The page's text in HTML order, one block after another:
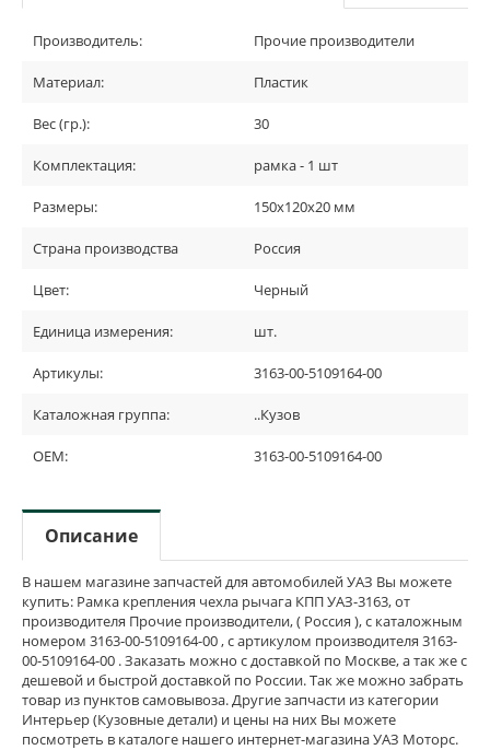
Производитель: Прочие производители
Материал: Пластик
Вес (гр.): 30
Комплектация: рамка - 1 шт
Размеры: 150х120х20 мм
Страна производства Россия
Цвет: Черный
Единица измерения: шт.
Артикулы: 3163-00-5109164-00
Каталожная группа: ..Кузов
OEM: 3163-00-5109164-00
Описание
В нашем магазине запчастей для автомобилей УАЗ Вы можете
купить: Рамка крепления чехла рычага КПП УАЗ-3163, от
производителя Прочие производители, ( Россия ), с каталожным
номером 3163-00-5109164-00 , с артикулом производителя 3163-
00-5109164-00 . Заказать можно с доставкой по Москве, а так же с
дешевой и быстрой доставкой по России. Так же можно забрать
товар из пунктов самовывоза. Другие запчасти из категории
Интерьер (Кузовные детали) и цены на них Вы можете
посмотреть в каталоге нашего интернет-магазина УАЗ Моторс.